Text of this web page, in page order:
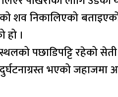
शव निकालिएको
।
पछाडिपट्टि रहेको
भएको